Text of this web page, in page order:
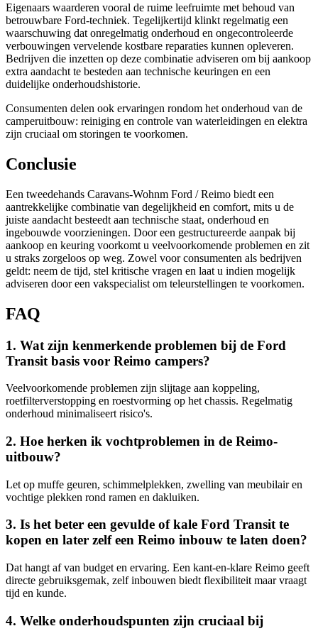
Eigenaars waarderen vooral de ruime leefruimte met behoud van
betrouwbare Ford-techniek. Tegelijkertijd klinkt regelmatig een
waarschuwing dat onregelmatig onderhoud en ongecontroleerde
verbouwingen vervelende kostbare reparaties kunnen opleveren.
Bedrijven die inzetten op deze combinatie adviseren om bij aankoop
extra aandacht te besteden aan technische keuringen en een
duidelijke onderhoudshistorie.
Consumenten delen ook ervaringen rondom het onderhoud van de
camperuitbouw: reiniging en controle van waterleidingen en elektra
zijn cruciaal om storingen te voorkomen.
Conclusie
Een tweedehands Caravans-Wohnm Ford / Reimo biedt een
aantrekkelijke combinatie van degelijkheid en comfort, mits u de
juiste aandacht besteedt aan technische staat, onderhoud en
ingebouwde voorzieningen. Door een gestructureerde aanpak bij
aankoop en keuring voorkomt u veelvoorkomende problemen en zit
u straks zorgeloos op weg. Zowel voor consumenten als bedrijven
geldt: neem de tijd, stel kritische vragen en laat u indien mogelijk
adviseren door een vakspecialist om teleurstellingen te voorkomen.
FAQ
1. Wat zijn kenmerkende problemen bij de Ford
Transit basis voor Reimo campers?
Veelvoorkomende problemen zijn slijtage aan koppeling,
roetfilterverstopping en roestvorming op het chassis. Regelmatig
onderhoud minimaliseert risico's.
2. Hoe herken ik vochtproblemen in de Reimo-
uitbouw?
Let op muffe geuren, schimmelplekken, zwelling van meubilair en
vochtige plekken rond ramen en dakluiken.
3. Is het beter een gevulde of kale Ford Transit te
kopen en later zelf een Reimo inbouw te laten doen?
Dat hangt af van budget en ervaring. Een kant-en-klare Reimo geeft
directe gebruiksgemak, zelf inbouwen biedt flexibiliteit maar vraagt
tijd en kunde.
4. Welke onderhoudspunten zijn cruciaal bij